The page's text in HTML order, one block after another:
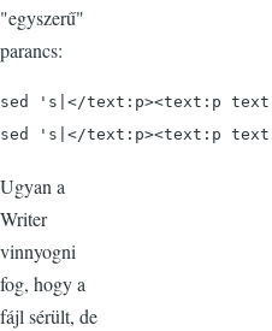
"egyszerű"
parancs:
sed 's|</text:p><text:p
sed 's|</text:p><text:p
Ugyan a
Writer
vinnyogni
fog, hogy a
fájl sérült, de